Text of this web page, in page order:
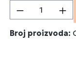
Količina
Broj proizvoda: